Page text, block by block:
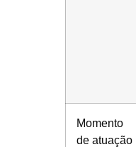
Momento
de atuação